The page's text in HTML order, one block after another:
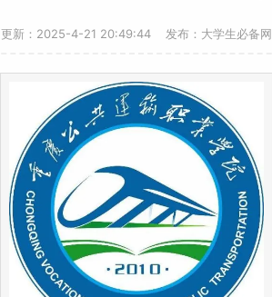
更新：2025-4-21 20:49:44 发布：大学生必备网